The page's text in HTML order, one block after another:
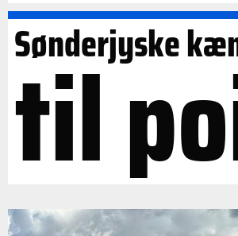
Sønderjyske
til